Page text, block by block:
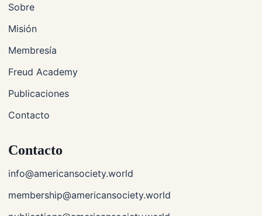
Sobre
Misión
Membresía
Freud Academy
Publicaciones
Contacto
Contacto
info@americansociety.world
membership@americansociety.world